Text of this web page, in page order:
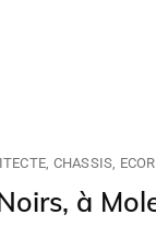
CHASSIS
à